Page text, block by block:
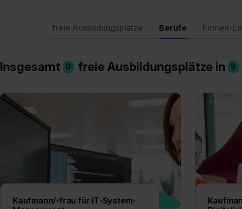
freie Ausbildungsplätze Berufe Firmen-
Insgesamt 0 freie Ausbildungsplätze in 9
Kaufmann/-frau für IT-System-